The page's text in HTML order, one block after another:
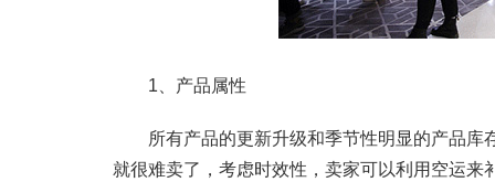
1、产品属性
所有产品的更新升级和季节性明显的产品库
就很难卖了，考虑时效性，卖家可以利用空运